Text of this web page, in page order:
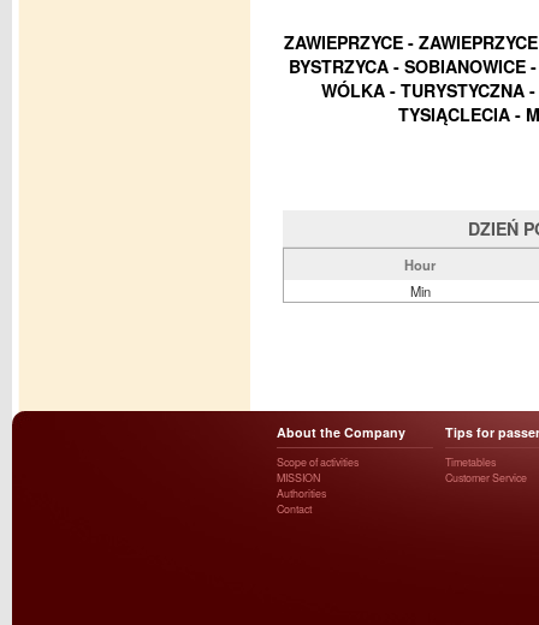
ZAWIEPRZYCE -
BYSTRZYCA - SOBIANOWICE
WÓLKA - TURYSTYCZNA
TYSIĄCLECIA -
DZIEŃ
Hour
Min
About the Company
Scope of activities
MISSION
Authorities
Contact
Tips for
Timetables
Customer Service